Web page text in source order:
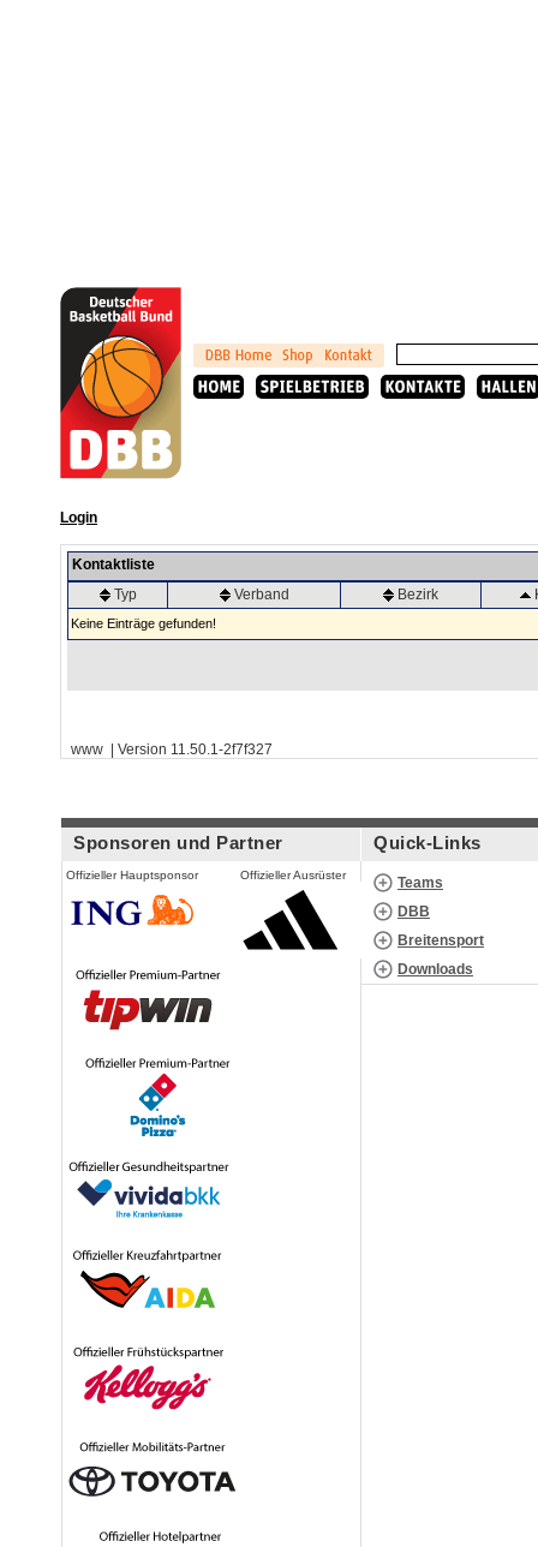
Login
Kontaktliste
Typ
Verband Bezirk
Keine Einträge gefunden!
www | Version 11.50.1-2f7f327
Sponsoren und Partner
Offizieller Hauptsponsor Offizieller Ausrüster
Quick-Links
Teams
DBB
Breitensport
Downloads